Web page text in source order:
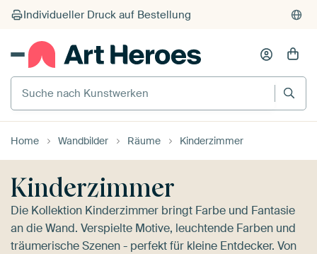
Suche nach Kunstwerken
Home Wandbilder Räume Kinderzimmer
Kinderzimmer
Die Kollektion Kinderzimmer bringt Farbe und Fantasie
an die Wand. Verspielte Motive, leuchtende Farben und
träumerische Szenen - perfekt für kleine Entdecker. Von